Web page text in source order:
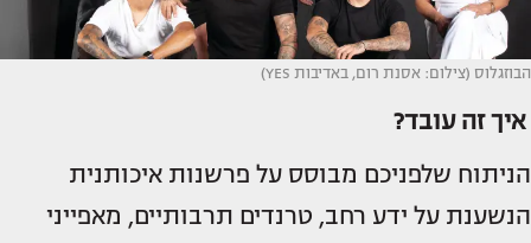
הבוזגלוס (צילום: אסנת רום, באדיבות YES)
איך זה עובד?
הניתוח שלפניכם מבוסס על פרשנות איכותנית
הנשענת על ידע רחב, טרנדים תרבותיים, מאפייני